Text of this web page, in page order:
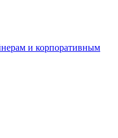
и корпоративным